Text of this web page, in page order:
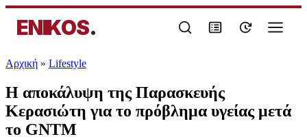
ENIKOS.
Αρχική » Lifestyle
Η αποκάλυψη της Παρασκευής
Κερασιώτη για το πρόβλημα υγείας μετά
το GNTM